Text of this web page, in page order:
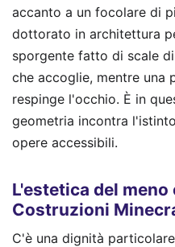
accanto a un focolare di
dottorato in architettura
sporgente fatto di scale
che accoglie, mentre
respinge l'occhio. È in
geometria incontra
opere accessibili.
L'estetica del
Costruzioni
C'è una dignità